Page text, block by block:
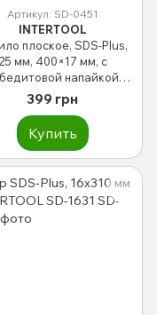
Артикул: SD-0451
INTERTOOL
плоское, SDS-Plus,
25 мм, 400×17 мм, с
напайкой
INTERTOOL SD-0451
399 грн
Купить